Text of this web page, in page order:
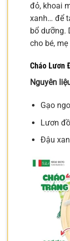
đỏ, khoai
xanh… để
bổ dưỡng.
cho bé,
Cháo Lươn
Nguyên
Gạo
Lươn
Đậu